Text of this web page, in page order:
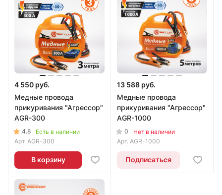
4 550 руб.
Медные провода
прикуривания "Агрессор"
AGR-300
4.8
Есть в наличии
Арт. AGR-300
В корзину
13 588 руб.
Медные провода
прикуривания "Агрессор"
AGR-1000
0
Нет в наличии
Арт. AGR-1000
Подписаться